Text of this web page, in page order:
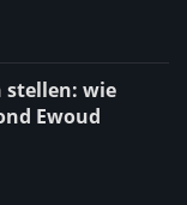
stellen: wie
Ewoud